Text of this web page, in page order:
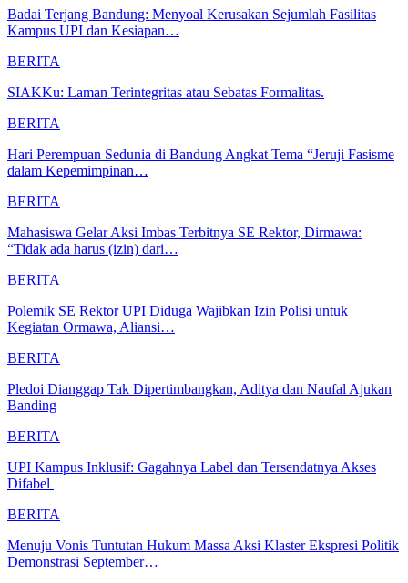
Badai Terjang Bandung: Menyoal Kerusakan Sejumlah Fasilitas
Kampus UPI dan Kesiapan…
BERITA
SIAKKu: Laman Terintegritas atau Sebatas Formalitas.
BERITA
Hari Perempuan Sedunia di Bandung Angkat Tema “Jeruji Fasisme
dalam Kepemimpinan…
BERITA
Mahasiswa Gelar Aksi Imbas Terbitnya SE Rektor, Dirmawa:
“Tidak ada harus (izin) dari…
BERITA
Polemik SE Rektor UPI Diduga Wajibkan Izin Polisi untuk
Kegiatan Ormawa, Aliansi…
BERITA
Pledoi Dianggap Tak Dipertimbangkan, Aditya dan Naufal Ajukan
Banding
BERITA
UPI Kampus Inklusif: Gagahnya Label dan Tersendatnya Akses
Difabel
BERITA
Menuju Vonis Tuntutan Hukum Massa Aksi Klaster Ekspresi Politik
Demonstrasi September…